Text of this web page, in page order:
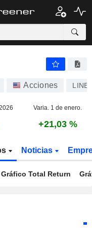
Acciones LINE
Varia. 1 de enero.
+21,03 %
Noticias
Gráfico Total Return